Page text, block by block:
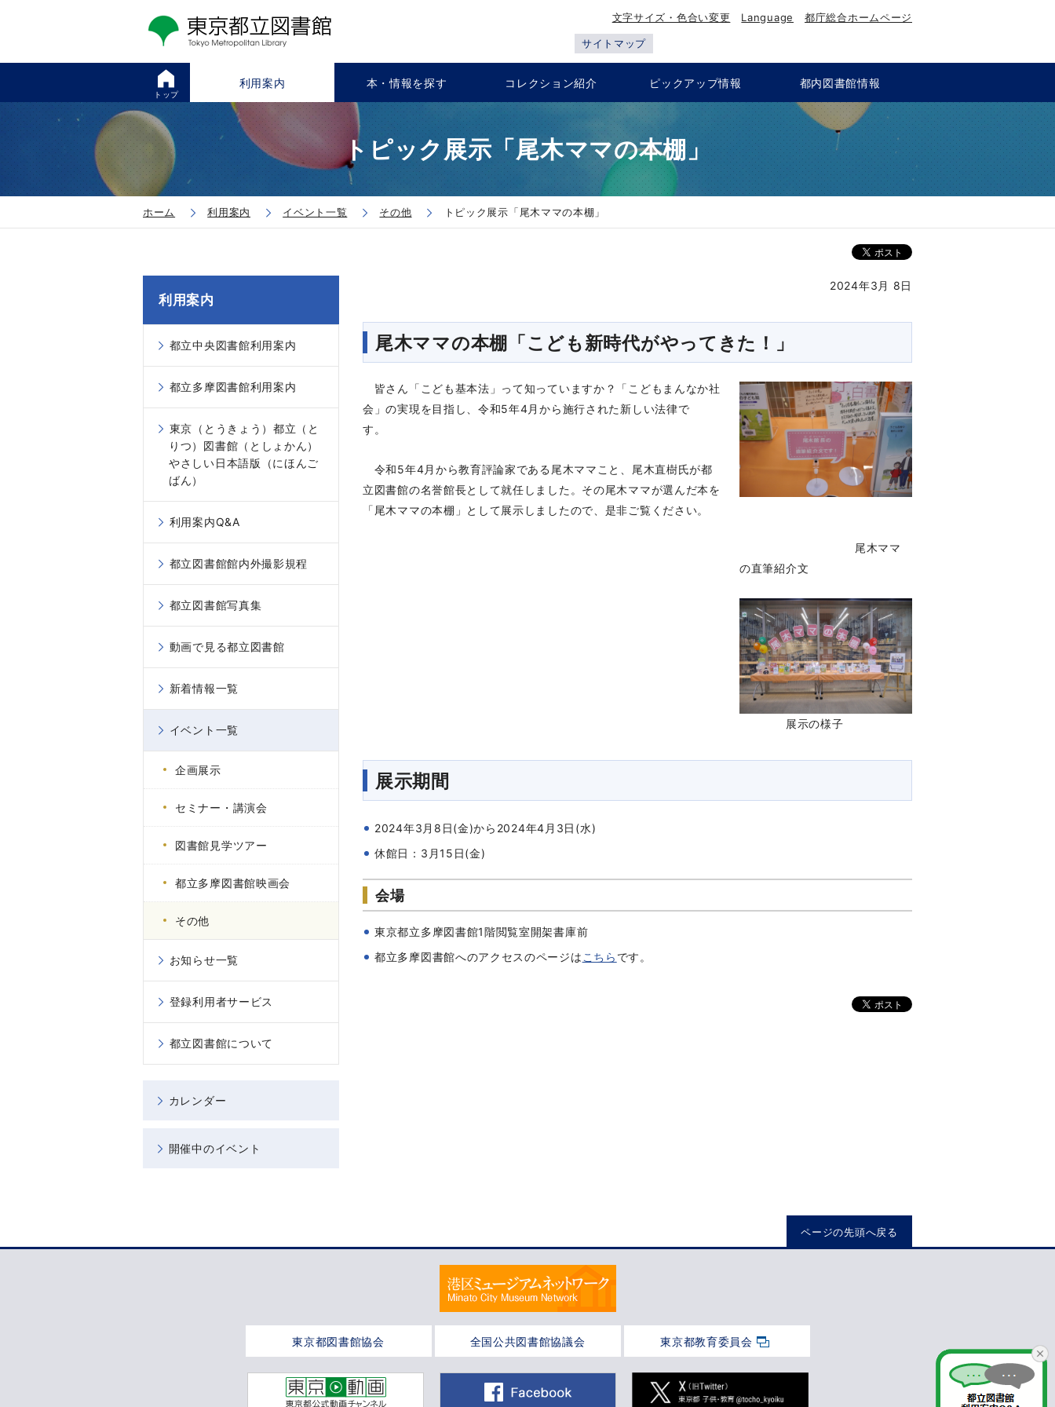
文字サイズ・色合い変更 Language 都庁総合ホームページ
サイトマップ
トップ
利用案内 本・情報を探す コレクション紹介 ピックアップ情報 都内図書館情報
トピック展示「尾木ママの本棚」
ホーム 利用案内 イベント一覧 その他 トピック展示「尾木ママの本棚」
2024年3月 8日
尾木ママの本棚「こども新時代がやってきた！」
皆さん「こども基本法」って知っていますか？「こどもまんなか社
会」の実現を目指し、令和5年4月から施行された新しい法律で
す。
令和5年4月から教育評論家である尾木ママこと、尾木直樹氏が都
立図書館の名誉館長として就任しました。その尾木ママが選んだ本を
「尾木ママの本棚」として展示しましたので、是非ご覧ください。
尾木ママ
の直筆紹介文
展示の様子
展示期間
2024年3月8日(金)から2024年4月3日(水)
休館日：3月15日(金)
会場
東京都立多摩図書館1階閲覧室開架書庫前
都立多摩図書館へのアクセスのページは こちら です。
利用案内
都立中央図書館利用案内
都立多摩図書館利用案内
東京（とうきょう）都立（と
りつ）図書館（としょかん）
やさしい日本語版（にほんご
ばん）
利用案内Q&A
都立図書館館内外撮影規程
都立図書館写真集
動画で見る都立図書館
新着情報一覧
イベント一覧
企画展示
セミナー・講演会
図書館見学ツアー
都立多摩図書館映画会
その他
お知らせ一覧
登録利用者サービス
都立図書館について
カレンダー
開催中のイベント
ページの先頭へ戻る
東京都図書館協会 全国公共図書館協議会 東京都教育委員会